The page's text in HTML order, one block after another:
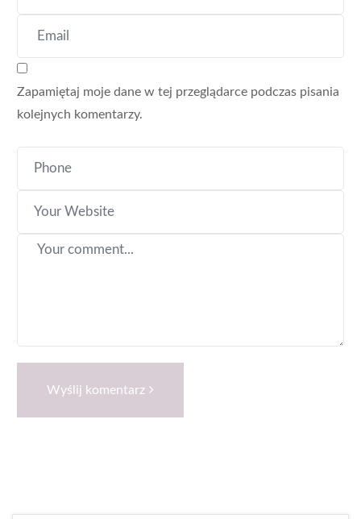
Zapamiętaj moje dane w tej przeglądarce podczas pisania
kolejnych komentarzy.
Wyślij komentarz